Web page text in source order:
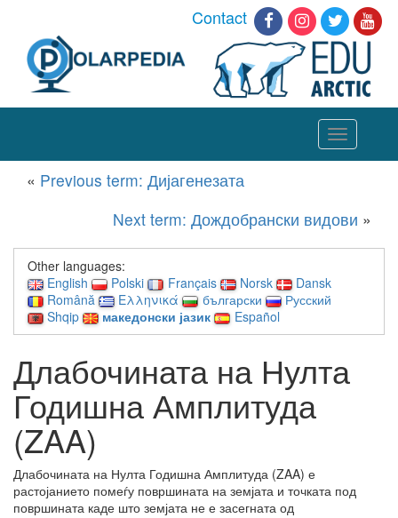
Contact
Toggle
navigation
« Previous term: Дијагенезата
Next term: Дождобрански видови »
Other languages:
English
Polski Français Norsk
Dansk
Română
Ελληνικά български
Русский
Shqip
македонски јазик Español
Длабочината на Нулта
Годишна Амплитуда
(ZAA)
Длабочината на Нулта Годишна Амплитуда (ZAA) е
растојанието помеѓу површината на земјата и точката под
површината каде што земјата не е засегната од